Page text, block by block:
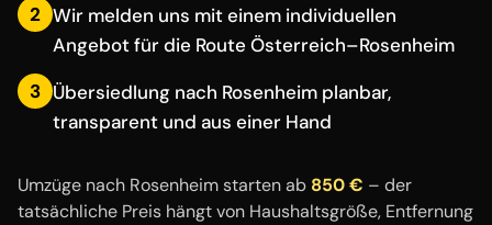
2 Wir melden uns mit einem individuellen
Angebot für die Route Österreich–Rosenheim
3 Übersiedlung nach Rosenheim planbar,
transparent und aus einer Hand
Umzüge nach Rosenheim starten ab 850 € – der
tatsächliche Preis hängt von Haushaltsgröße, Entfernung